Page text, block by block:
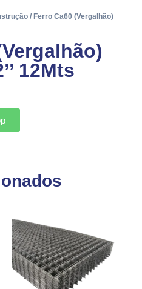
/ Ferro Ca60 (Vergalhão)
12Mts